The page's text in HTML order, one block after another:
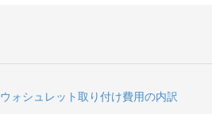
ウォシュレット取り付け費用の内訳